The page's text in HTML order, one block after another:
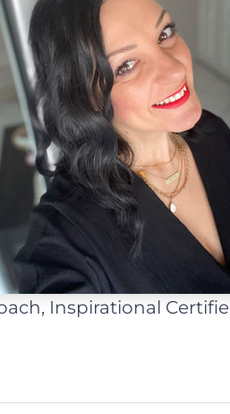
Inspirational